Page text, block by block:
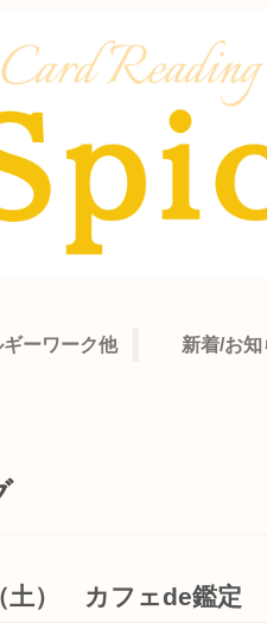
ーワーク他 新着/お知
土） カフェde鑑定